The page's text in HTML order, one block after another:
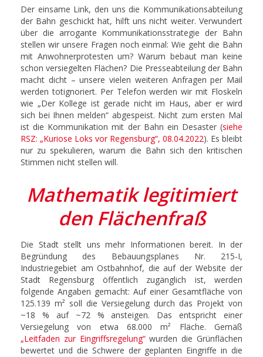
Der einsame Link, den uns die Kommunikationsabteilung
der Bahn geschickt hat, hilft uns nicht weiter. Verwundert
über die arrogante Kommunikationsstrategie der Bahn
stellen wir unsere Fragen noch einmal: Wie geht die Bahn
mit Anwohnerprotesten um? Warum bebaut man keine
schon versiegelten Flächen? Die Presseabteilung der Bahn
macht dicht – unsere vielen weiteren Anfragen per Mail
werden totignoriert. Per Telefon werden wir mit Floskeln
wie „Der Kollege ist gerade nicht im Haus, aber er wird
sich bei Ihnen melden“ abgespeist. Nicht zum ersten Mal
ist die Kommunikation mit der Bahn ein Desaster (siehe
RSZ: „Kuriose Loks vor Regensburg“, 08.04.2022). Es bleibt
nur zu spekulieren, warum die Bahn sich den kritischen
Stimmen nicht stellen will.
Mathematik legitimiert
den Flächenfraß
Die Stadt stellt uns mehr Informationen bereit. In der
Begründung des Bebauungsplanes Nr. 215-I,
Industriegebiet am Ostbahnhof, die auf der Website der
Stadt Regensburg öffentlich zugänglich ist, werden
folgende Angaben gemacht: Auf einer Gesamtfläche von
125.139 m² soll die Versiegelung durch das Projekt von
~18 % auf ~72 % ansteigen. Das entspricht einer
Versiegelung von etwa 68.000 m² Fläche. Gemäß
„Leitfaden zur Eingriffsregelung“wurden die Grünflächen
bewertet und die Schwere der geplanten Eingriffe in die